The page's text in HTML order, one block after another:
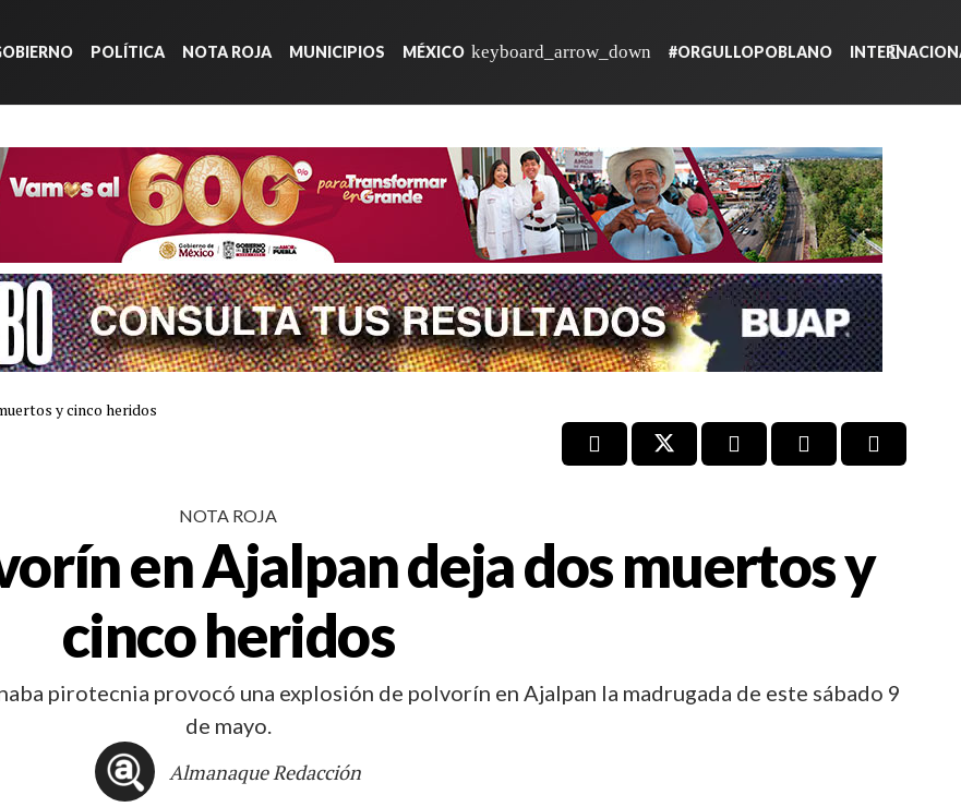
POLÍTICA NOTA ROJA MUNICIPIOS MÉXICO #ORGULLOPOBLANO
y cinco heridos
NOTA ROJA
en Ajalpan deja dos muertos y
cinco heridos
pirotecnia provocó una explosión de polvorín en Ajalpan la madrugada de este sábado 9
de mayo.
Almanaque Redacción